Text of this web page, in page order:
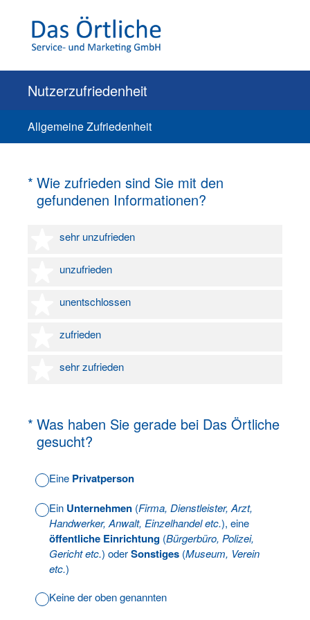
Nutzerzufriedenheit
Allgemeine Zufriedenheit
* Wie zufrieden sind Sie mit den
gefundenen Informationen?
(Erforderlich.)
sehr unzufrieden
1 Stern
unzufrieden
2 Sterne
unentschlossen
3 Sterne
zufrieden
4 Sterne
sehr zufrieden
5 Sterne
* Was haben Sie gerade bei Das Örtliche
gesucht?
(Erforderlich.)
Eine Privatperson
Ein Unternehmen (Firma, Dienstleister, Arzt,
Handwerker, Anwalt, Einzelhandel etc.), eine
öffentliche Einrichtung (Bürgerbüro, Polizei,
Gericht etc.) oderSonstiges (Museum, Verein
etc.)
Keine der oben genannten